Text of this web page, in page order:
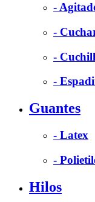
-
-
-
-
Guantes
- Latex
-
Hilos